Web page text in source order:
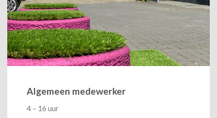
Algemeen medewerker
4 – 16 uur